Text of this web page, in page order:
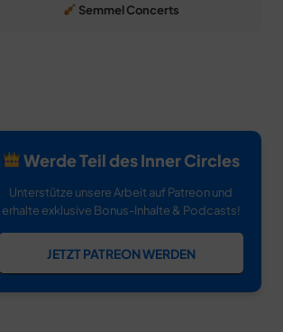
Semmel Concerts
Werde Teil des Inner Circles
Unterstütze unsere Arbeit auf Patreon und
erhalte exklusive Bonus-Inhalte & Podcasts!
JETZT PATREON WERDEN